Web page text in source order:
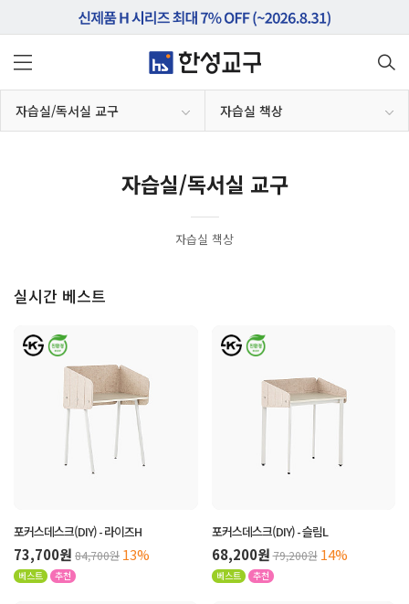
자습실/독서실 교구 자습실 책상
자습실/독서실 교구
자습실 책상
실시간 베스트
포커스데스크(DIY) - 라이즈H
73,700원 84,700원 13%
베스트 추천
포커스데스크(DIY) - 슬림L
68,200원 79,200원 14%
베스트 추천